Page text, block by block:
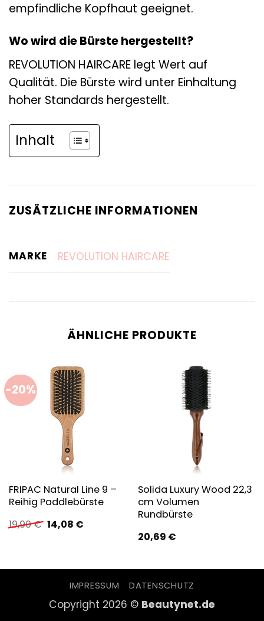
empfindliche Kopfhaut geeignet.
Wo wird die Bürste hergestellt?
REVOLUTION HAIRCARE legt Wert auf
Qualität. Die Bürste wird unter Einhaltung
hoher Standards hergestellt.
Inhalt
ZUSÄTZLICHE INFORMATIONEN
MARKE REVOLUTION HAIRCARE
ÄHNLICHE PRODUKTE
-20%
FRIPAC Natural Line 9 –
Reihig Paddlebürste
19,90€ Ursprünglicher
Preis
14,08 €Aktueller
Solida Luxury Wood 22,3
cm Volumen
Rundbürste
20,69 €
IMPRESSUM DATENSCHUTZ
Copyright 2026 © Beautynet.de